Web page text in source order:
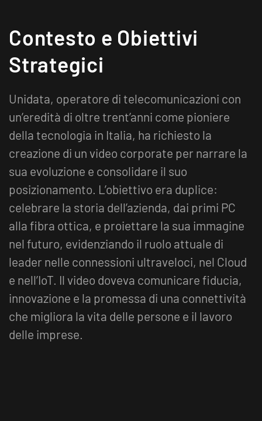
Contesto e Obiettivi
Strategici
Unidata, operatore di telecomunicazioni con
un’eredità di oltre trent’anni come pioniere
della tecnologia in Italia, ha richiesto la
creazione di un video corporate per narrare la
sua evoluzione e consolidare il suo
posizionamento. L’obiettivo era duplice:
celebrare la storia dell’azienda, dai primi PC
alla fibra ottica, e proiettare la sua immagine
nel futuro, evidenziando il ruolo attuale di
leader nelle connessioni ultraveloci, nel Cloud
e nell’IoT. Il video doveva comunicare fiducia,
innovazione e la promessa di una connettività
che migliora la vita delle persone e il lavoro
delle imprese.